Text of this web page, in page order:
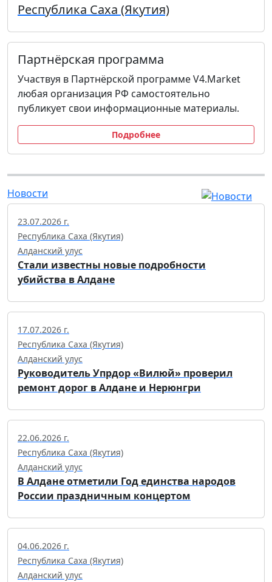
Республика Саха (Якутия)
Партнёрская программа
Участвуя в Партнёрской программе V4.Market
любая организация РФ самостоятельно
публикует свои информационные материалы.
Подробнее
Новости
23.07.2026 г.
Республика Саха (Якутия)
Алданский улус
Стали известны новые подробности
убийства в Алдане
17.07.2026 г.
Республика Саха (Якутия)
Алданский улус
Руководитель Упрдор «Вилюй» проверил
ремонт дорог в Алдане и Нерюнгри
22.06.2026 г.
Республика Саха (Якутия)
Алданский улус
В Алдане отметили Год единства народов
России праздничным концертом
04.06.2026 г.
Республика Саха (Якутия)
Алданский улус